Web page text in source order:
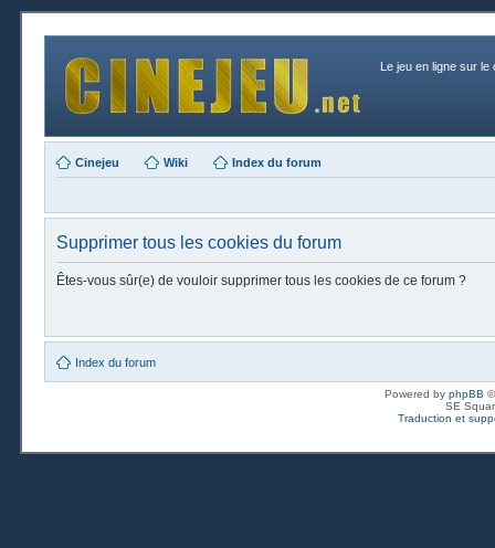
Le jeu en ligne sur le
Cinejeu Wiki Index du forum
Supprimer tous les cookies du forum
Êtes-vous sûr(e) de vouloir supprimer tous les cookies de ce forum ?
Index du forum
Powered by phpBB
SE
Traduction et